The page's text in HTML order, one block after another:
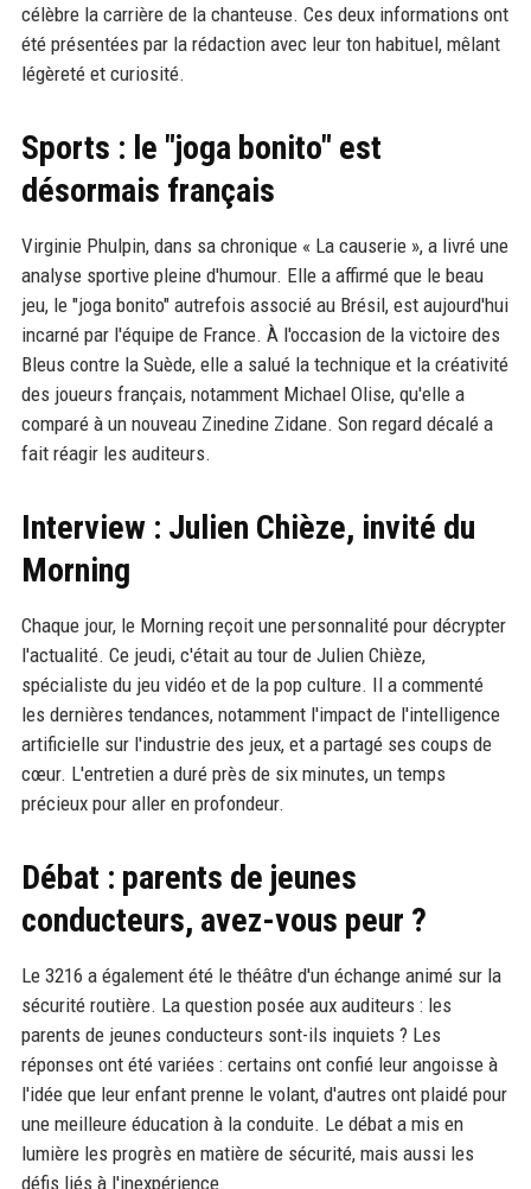
célèbre la carrière de la chanteuse. Ces deux informations ont
été présentées par la rédaction avec leur ton habituel, mêlant
légèreté et curiosité.
Sports : le "joga bonito" est
désormais français
Virginie Phulpin, dans sa chronique « La causerie », a livré une
analyse sportive pleine d'humour. Elle a affirmé que le beau
jeu, le "joga bonito" autrefois associé au Brésil, est aujourd'hui
incarné par l'équipe de France. À l'occasion de la victoire des
Bleus contre la Suède, elle a salué la technique et la créativité
des joueurs français, notamment Michael Olise, qu'elle a
comparé à un nouveau Zinedine Zidane. Son regard décalé a
fait réagir les auditeurs.
Interview : Julien Chièze, invité du
Morning
Chaque jour, le Morning reçoit une personnalité pour décrypter
l'actualité. Ce jeudi, c'était au tour de Julien Chièze,
spécialiste du jeu vidéo et de la pop culture. Il a commenté
les dernières tendances, notamment l'impact de l'intelligence
artificielle sur l'industrie des jeux, et a partagé ses coups de
cœur. L'entretien a duré près de six minutes, un temps
précieux pour aller en profondeur.
Débat : parents de jeunes
conducteurs, avez-vous peur ?
Le 3216 a également été le théâtre d'un échange animé sur la
sécurité routière. La question posée aux auditeurs : les
parents de jeunes conducteurs sont-ils inquiets ? Les
réponses ont été variées : certains ont confié leur angoisse à
l'idée que leur enfant prenne le volant, d'autres ont plaidé pour
une meilleure éducation à la conduite. Le débat a mis en
lumière les progrès en matière de sécurité, mais aussi les
défis liés à l'inexpérience.